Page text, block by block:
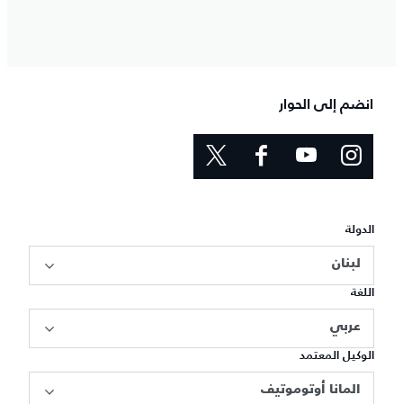
انضم إلى الحوار
الدولة
لبنان
اللغة
عربي
الوكيل المعتمد
المانا أوتوموتيف